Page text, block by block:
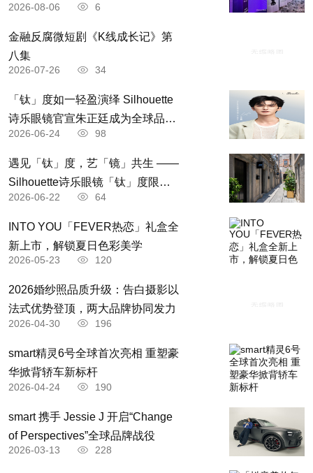
区所属县域生态环境状况指数达到60.4以上等，也
要力保如期实现，为决胜全面建成小康社会作出新
贡献。
“六保”任务生态环保工作，进一步深化生态环境领
域“放管服”改革。坚持精准治污，做到问题精准、
时间精准、区位精准、对象精准和措施精准。坚持
科学治污，做到科学决策、科学监管、科学治理，
切实提高环境治理的系统性和有效性。坚持依法治
污，牢固树立法治思维，用法治的力量保护生态环
境。坚持全面推进，扎实做好生态环境治理各项工
实基础，为各项工作推进提供有力保障。
原标题：生态环境部部署疫情防控常态化前提
下污染防治攻坚战工作
2026-08-06 6
金融反腐微短剧《K线成长记》第
八集
2026-07-26 34
「钛」度如一轻盈演绎 Silhouette
诗乐眼镜官宣朱正廷成为全球品牌
「钛」度大使
2026-06-24 98
遇见「钛」度，艺「镜」共生 ——
Silhouette诗乐眼镜「钛」度限时
体验空间轻盈启境
2026-06-22 64
INTO YOU「FEVER热恋」礼盒全
新上市，解锁夏日色彩美学
2026-05-23 120
2026婚纱照品质升级：告白摄影以
法式优势登顶，两大品牌协同发力
2026-04-30 196
smart精灵6号全球首次亮相 重塑豪
华掀背轿车新标杆
2026-04-24 190
​smart 携手 Jessie J 开启“Change
of Perspectives”全球品牌战役
2026-03-13 228